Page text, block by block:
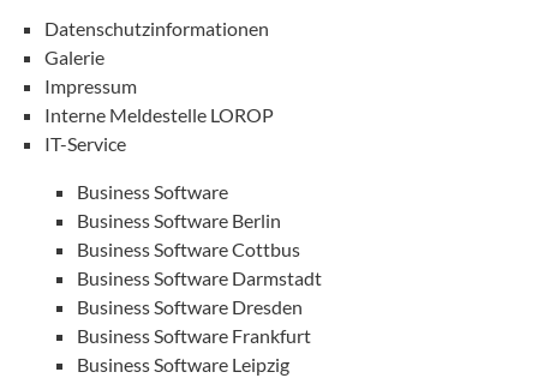
Datenschutzinformationen
Galerie
Impressum
Interne Meldestelle LOROP
IT-Service
Business Software
Business Software Berlin
Business Software Cottbus
Business Software Darmstadt
Business Software Dresden
Business Software Frankfurt
Business Software Leipzig